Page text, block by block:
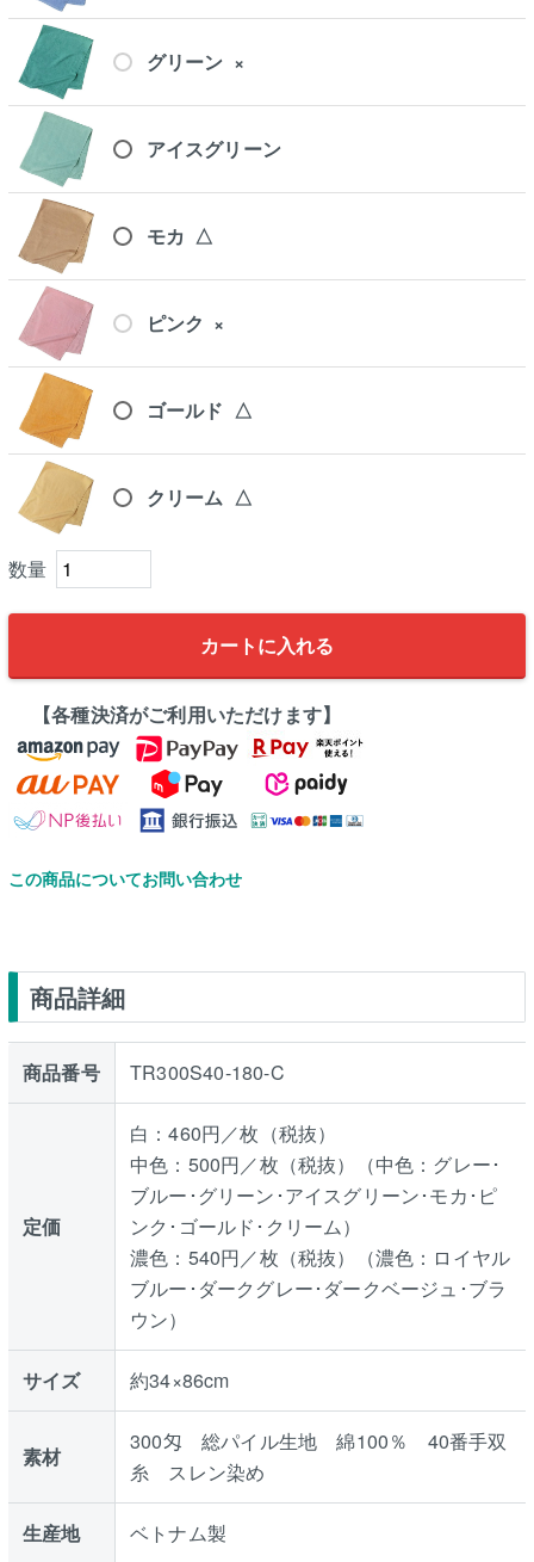
グリーン ×
アイスグリーン
モカ △
ピンク ×
ゴールド △
クリーム △
カートに入れる
【各種決済がご利用いただけます】
この商品についてお問い合わせ
商品詳細
商品番号 TR300S40-180-C
定価
白：460円／枚（税抜）
中色：500円／枚（税抜）（中色：グレー･
ブルー･グリーン･アイスグリーン･モカ･ピ
ンク･ゴールド･クリーム）
濃色：540円／枚（税抜）（濃色：ロイヤル
ブルー･ダークグレー･ダークベージュ･ブラ
ウン）
サイズ 約34×86cm
素材
300匁 総パイル生地 綿100％ 40番手双
糸 スレン染め
生産地 ベトナム製